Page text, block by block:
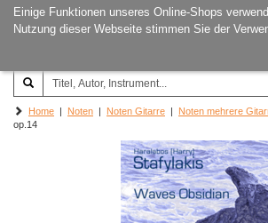
Einige Funktionen unseres Online-Shops
Nutzung dieser Webseite stimmen Sie der
Joachim‐Trekel‐Musikverlag,
Hamburg
Home | Noten | Noten Gitarre | Noten mehrere
op.14